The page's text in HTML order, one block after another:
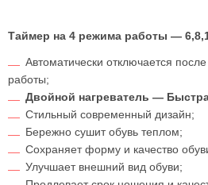
Таймер на 4 режима работы —
Автоматически отключается
работы;
Двойной нагреватель —
Стильный современный дизайн;
Бережно сушит обувь теплом;
Сохраняет форму и качество
Улучшает внешний вид обуви;